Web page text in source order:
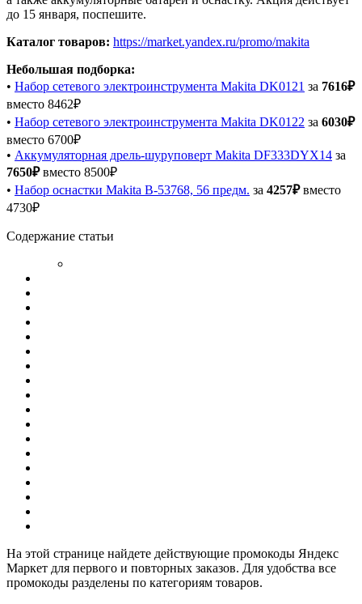
до 15 января, поспешите.
Каталог товаров: https://market.yandex.ru/promo/makita
Небольшая подборка:
• Набор сетевого электроинструмента Makita DK0121 за 7616₽
вместо 8462₽
• Набор сетевого электроинструмента Makita DK0122 за 6030₽
вместо 6700₽
• Аккумуляторная дрель-шуруповерт Makita DF333DYX14 за
7650₽вместо 8500₽
• Набор оснастки Makita B-53768, 56 предм. за 4257₽вместо
4730₽
Содержание статьи
На этой странице найдете действующие промокоды Яндекс
Маркет для первого и повторных заказов. Для удобства все
промокоды разделены по категориям товаров.